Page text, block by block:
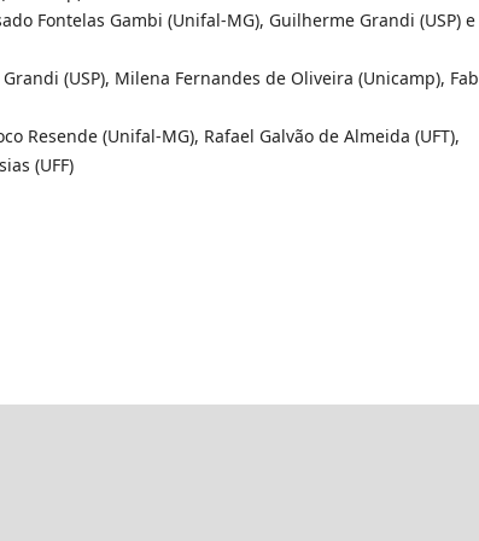
Fontelas Gambi (Unifal-MG), Guilherme Grandi (USP) e
(USP), Milena Fernandes de Oliveira (Unicamp),
Resende (Unifal-MG), Rafael Galvão de Almeida (UFT),
(UFF)